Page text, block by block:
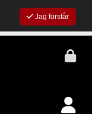
Jag förstår